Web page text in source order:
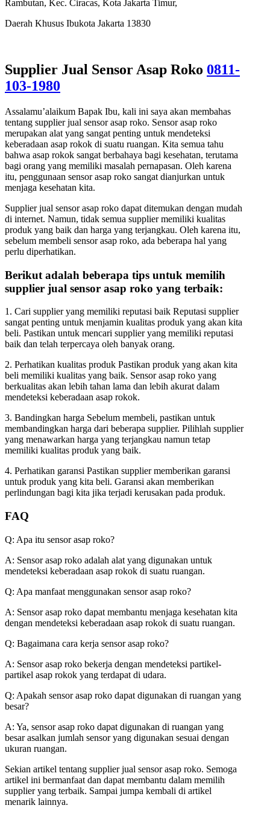
Rambutan, Kec. Ciracas, Kota Jakarta Timur,
Daerah Khusus Ibukota Jakarta 13830
Supplier Jual Sensor Asap Roko 0811-
103-1980
Assalamu’alaikum Bapak Ibu, kali ini saya akan membahas
tentang supplier jual sensor asap roko. Sensor asap roko
merupakan alat yang sangat penting untuk mendeteksi
keberadaan asap rokok di suatu ruangan. Kita semua tahu
bahwa asap rokok sangat berbahaya bagi kesehatan, terutama
bagi orang yang memiliki masalah pernapasan. Oleh karena
itu, penggunaan sensor asap roko sangat dianjurkan untuk
menjaga kesehatan kita.
Supplier jual sensor asap roko dapat ditemukan dengan mudah
di internet. Namun, tidak semua supplier memiliki kualitas
produk yang baik dan harga yang terjangkau. Oleh karena itu,
sebelum membeli sensor asap roko, ada beberapa hal yang
perlu diperhatikan.
Berikut adalah beberapa tips untuk memilih
supplier jual sensor asap roko yang terbaik:
1. Cari supplier yang memiliki reputasi baik Reputasi supplier
sangat penting untuk menjamin kualitas produk yang akan kita
beli. Pastikan untuk mencari supplier yang memiliki reputasi
baik dan telah terpercaya oleh banyak orang.
2. Perhatikan kualitas produk Pastikan produk yang akan kita
beli memiliki kualitas yang baik. Sensor asap roko yang
berkualitas akan lebih tahan lama dan lebih akurat dalam
mendeteksi keberadaan asap rokok.
3. Bandingkan harga Sebelum membeli, pastikan untuk
membandingkan harga dari beberapa supplier. Pilihlah supplier
yang menawarkan harga yang terjangkau namun tetap
memiliki kualitas produk yang baik.
4. Perhatikan garansi Pastikan supplier memberikan garansi
untuk produk yang kita beli. Garansi akan memberikan
perlindungan bagi kita jika terjadi kerusakan pada produk.
FAQ
Q: Apa itu sensor asap roko?
A: Sensor asap roko adalah alat yang digunakan untuk
mendeteksi keberadaan asap rokok di suatu ruangan.
Q: Apa manfaat menggunakan sensor asap roko?
A: Sensor asap roko dapat membantu menjaga kesehatan kita
dengan mendeteksi keberadaan asap rokok di suatu ruangan.
Q: Bagaimana cara kerja sensor asap roko?
A: Sensor asap roko bekerja dengan mendeteksi partikel-
partikel asap rokok yang terdapat di udara.
Q: Apakah sensor asap roko dapat digunakan di ruangan yang
besar?
A: Ya, sensor asap roko dapat digunakan di ruangan yang
besar asalkan jumlah sensor yang digunakan sesuai dengan
ukuran ruangan.
Sekian artikel tentang supplier jual sensor asap roko. Semoga
artikel ini bermanfaat dan dapat membantu dalam memilih
supplier yang terbaik. Sampai jumpa kembali di artikel
menarik lainnya.